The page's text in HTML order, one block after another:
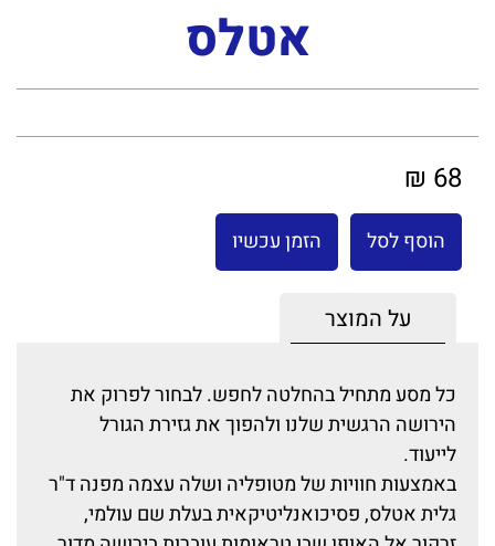
אטלס
68 ₪
הוסף לסל הזמן עכשיו
על המוצר
כל מסע מתחיל בהחלטה לחפש. לבחור לפרוק את
הירושה הרגשית שלנו ולהפוך את גזירת הגורל
לייעוד.
באמצעות חוויות של מטופליה ושלה עצמה מפנה ד"ר
גלית אטלס, פסיכואנליטיקאית בעלת שם עולמי,